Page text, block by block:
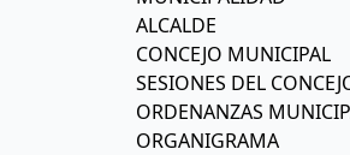
ALCALDE
CONCEJO MUNICIPAL
SESIONES DEL
ORDENANZAS
ORGANIGRAMA